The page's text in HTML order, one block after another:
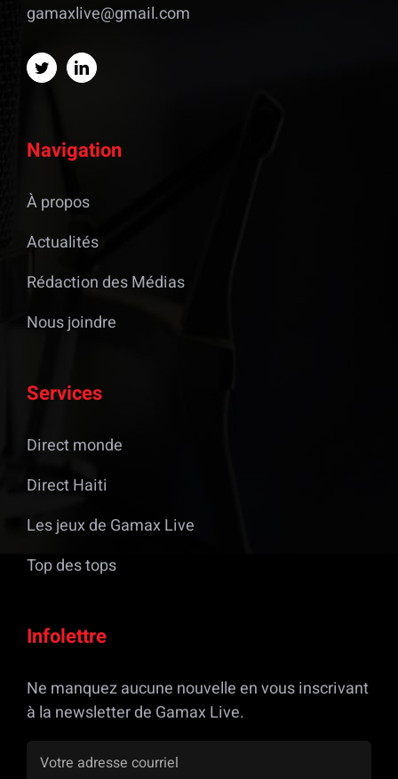
gamaxlive@gmail.com
Navigation
À propos
Actualités
Rédaction des Médias
Nous joindre
Services
Direct monde
Direct Haiti
Les jeux de Gamax Live
Top des tops
Infolettre
Ne manquez aucune nouvelle en vous inscrivant
à la newsletter de Gamax Live.